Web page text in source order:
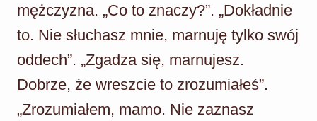
mężczyzna. „Co to znaczy?”. „Dokładnie
to. Nie słuchasz mnie, marnuję tylko swój
oddech”. „Zgadza się, marnujesz.
Dobrze, że wreszcie to zrozumiałeś”.
„Zrozumiałem, mamo. Nie zaznasz